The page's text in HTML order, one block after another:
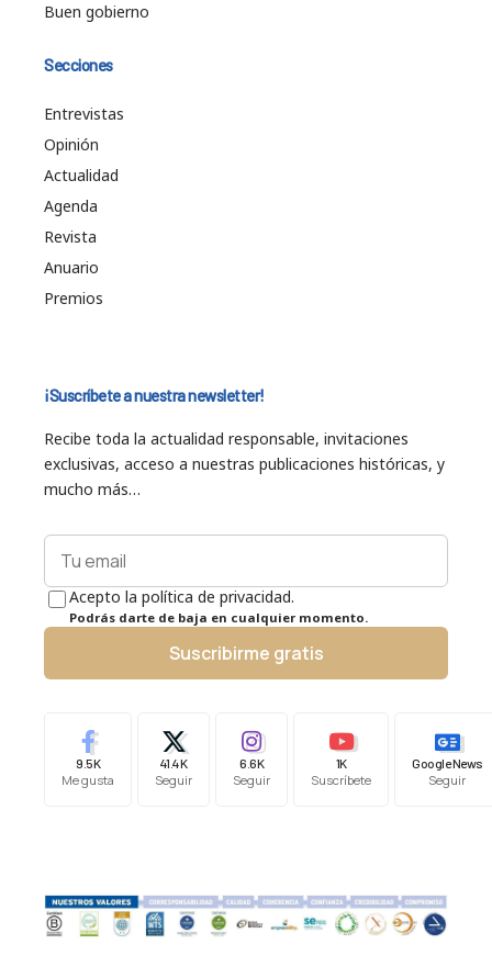
Buen gobierno
Secciones
Entrevistas
Opinión
Actualidad
Agenda
Revista
Anuario
Premios
¡Suscríbete a nuestra newsletter!
Recibe toda la actualidad responsable, invitaciones
exclusivas, acceso a nuestras publicaciones históricas, y
mucho más…
Acepto la política de privacidad.
Podrás darte de baja en cualquier momento.
Suscribirme gratis
9.5K
Me gusta
41.4K
Seguir
6.6K
Seguir
1K
Suscríbete
Google News
Seguir